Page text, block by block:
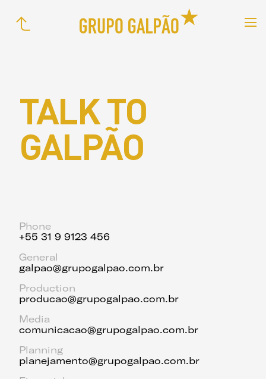
TALK TO
GALPÃO
Phone
+55 31 9 9123 456
General
galpao@grupogalpao.com.br
Production
producao@grupogalpao.com.br
Media
comunicacao@grupogalpao.com.br
Planning
planejamento@grupogalpao.com.br